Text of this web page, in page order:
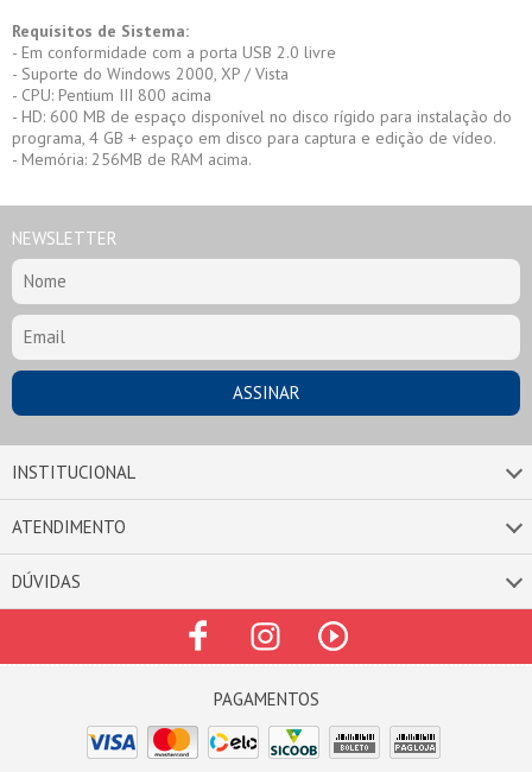
Requísitos de Sistema:
- Em conformidade com a porta USB 2.0 livre
- Suporte do Windows 2000, XP / Vista
- CPU: Pentium III 800 acima
- HD: 600 MB de espaço disponível no disco rígido para instalação do
programa, 4 GB + espaço em disco para captura e edição de vídeo.
- Memória: 256MB de RAM acima.
NEWSLETTER
INSTITUCIONAL
ATENDIMENTO
DÚVIDAS